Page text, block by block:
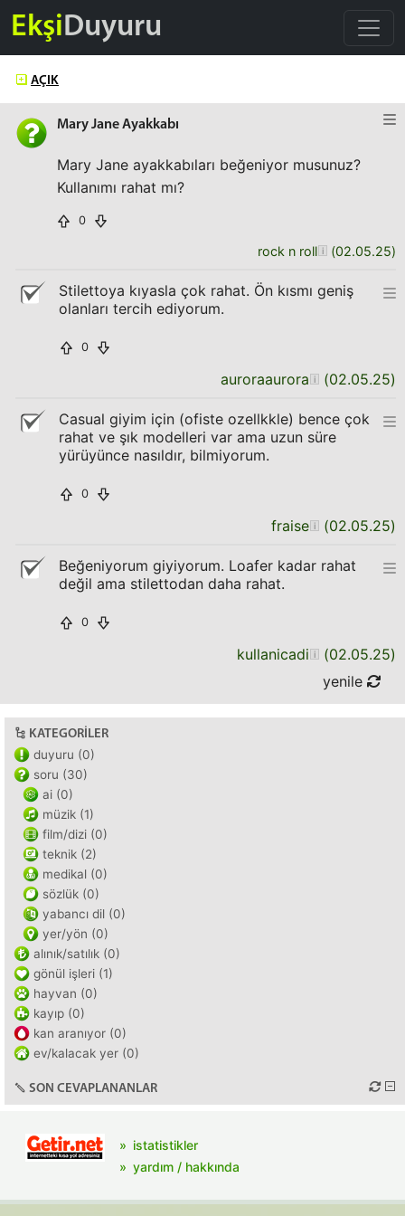
EkşiDuyuru
AÇIK
Mary Jane Ayakkabı
Mary Jane ayakkabıları beğeniyor musunuz?
Kullanımı rahat mı?
0
rock n roll (02.05.25)
Stilettoya kıyasla çok rahat. Ön kısmı geniş
olanları tercih ediyorum.
0
auroraaurora (02.05.25)
Casual giyim için (ofiste ozellkkle) bence çok
rahat ve şık modelleri var ama uzun süre
yürüyünce nasıldır, bilmiyorum.
0
fraise (02.05.25)
Beğeniyorum giyiyorum. Loafer kadar rahat
değil ama stilettodan daha rahat.
0
kullanicadi (02.05.25)
yenile
KATEGORILER
duyuru (0)
soru (30)
ai (0)
müzik (1)
film/dizi (0)
teknik (2)
medikal (0)
sözlük (0)
yabancı dil (0)
yer/yön (0)
alınık/satılık (0)
gönül işleri (1)
hayvan (0)
kayıp (0)
kan aranıyor (0)
ev/kalacak yer (0)
SON CEVAPLANANLAR
istatistikler
yardım / hakkında